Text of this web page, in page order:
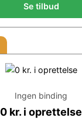
Se tilbud
Ingen binding
0 kr. i oprettelse